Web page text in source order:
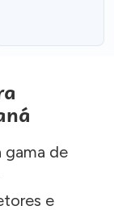
gama de
e